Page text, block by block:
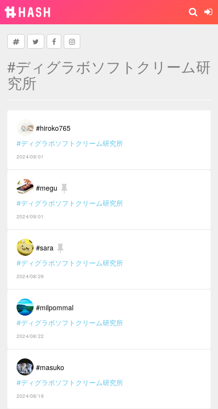
#ディグラボソフトクリーム研
究所
#hiroko765
#ディグラボソフトクリーム研究所
2024/09/01
#megu
#ディグラボソフトクリーム研究所
2024/09/01
#sara
#ディグラボソフトクリーム研究所
2024/08/29
#milpommal
#ディグラボソフトクリーム研究所
2024/08/22
#masuko
#ディグラボソフトクリーム研究所
2024/08/19